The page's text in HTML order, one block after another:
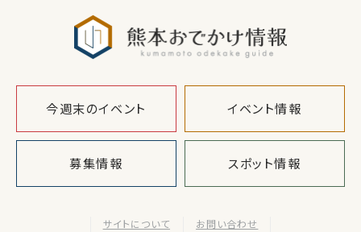
今週末のイベント イベント情報
募集情報 スポット情報
サイトについて お問い合わせ